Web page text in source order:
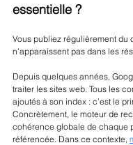
essentielle ?
Vous publiez régulièrement du
n'apparaissent pas dans les
Depuis quelques années,
traiter les sites web. Tous les
ajoutés à son index : c’est le
Concrètement, le moteur de
cohérence globale de chaque
référencée. Dans ce contexte,